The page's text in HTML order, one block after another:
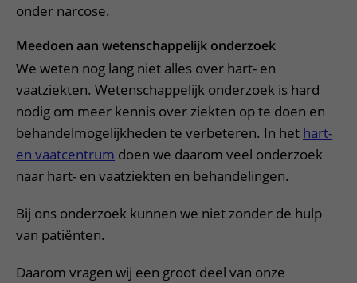
onder narcose.
Meedoen aan wetenschappelijk onderzoek
We weten nog lang niet alles over hart- en
vaatziekten. Wetenschappelijk onderzoek is hard
nodig om meer kennis over ziekten op te doen en
behandelmogelijkheden te verbeteren. In het hart-
en vaatcentrum doen we daarom veel onderzoek
naar hart- en vaatziekten en behandelingen.
Bij ons onderzoek kunnen we niet zonder de hulp
van patiënten.
Daarom vragen wij een groot deel van onze